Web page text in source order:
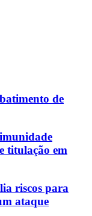
de
titulação em
riscos para
ataque